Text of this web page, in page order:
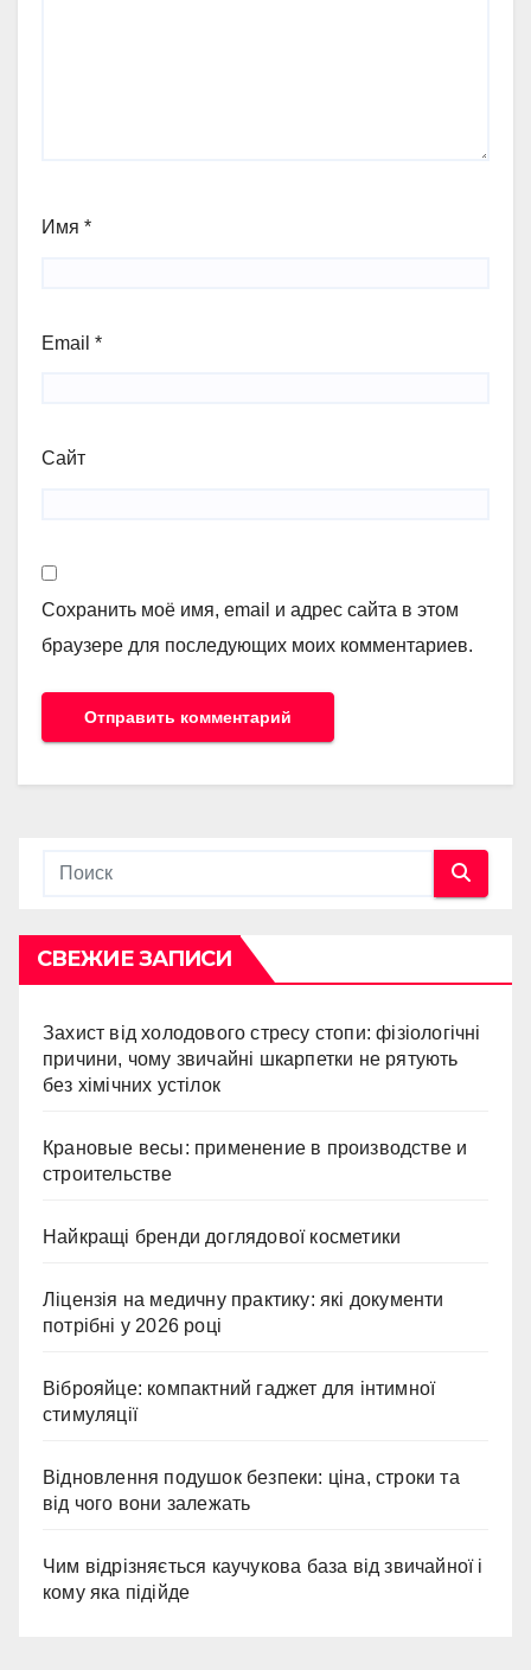
Имя *
Email *
Сайт
Сохранить моё имя, email и адрес сайта в этом
браузере для последующих моих комментариев.
СВЕЖИЕ ЗАПИСИ
Захист від холодового стресу стопи: фізіологічні
причини, чому звичайні шкарпетки не рятують
без хімічних устілок
Крановые весы: применение в производстве и
строительстве
Найкращі бренди доглядової косметики
Ліцензія на медичну практику: які документи
потрібні у 2026 році
Віброяйце: компактний гаджет для інтимної
стимуляції
Відновлення подушок безпеки: ціна, строки та
від чого вони залежать
Чим відрізняється каучукова база від звичайної і
кому яка підійде